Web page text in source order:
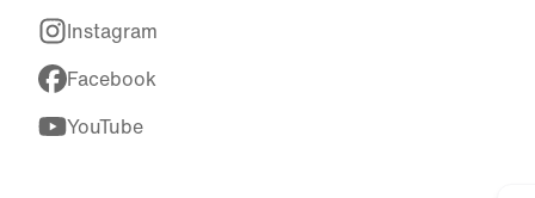
Instagram
Facebook
YouTube